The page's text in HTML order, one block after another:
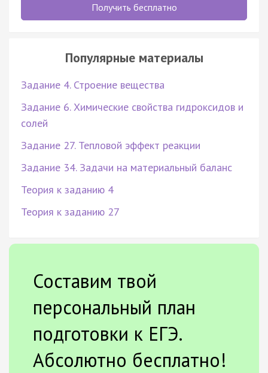
Получить бесплатно
Популярные материалы
Задание 4. Строение вещества
Задание 6. Химические свойства гидроксидов и
солей
Задание 27. Тепловой эффект реакции
Задание 34. Задачи на материальный баланс
Теория к заданию 4
Теория к заданию 27
Составим твой
персональный план
подготовки к ЕГЭ.
Абсолютно бесплатно!